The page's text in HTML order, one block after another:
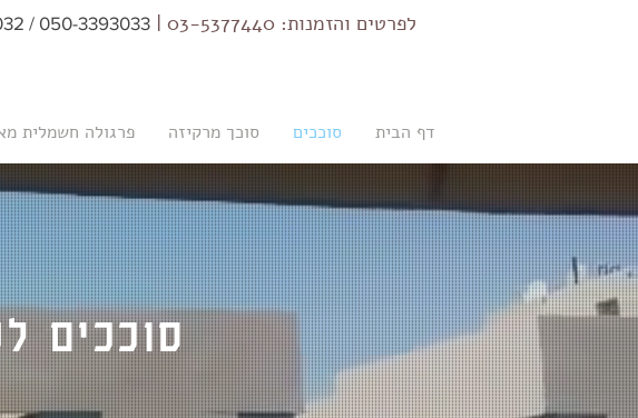
לפרטים והזמנות: 03-5377440 | 050-3393033 / 050-3393032
דף הבית סוככים סוכך מרקיזה פרגולה חשמלית
סוככים